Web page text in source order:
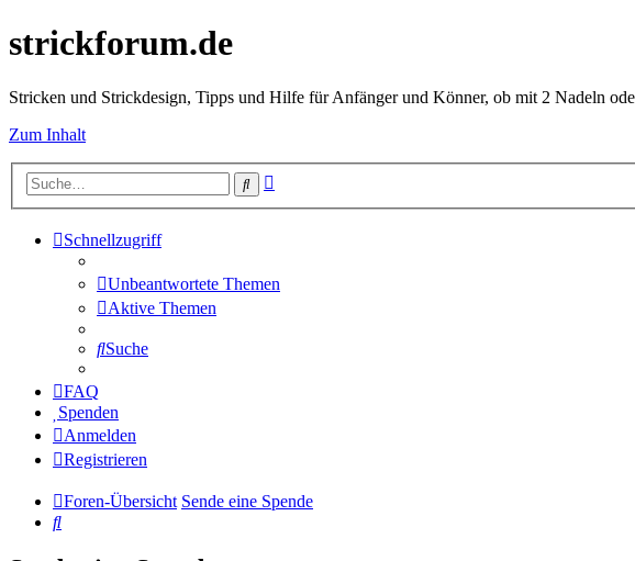
strickforum.de
Stricken und Strickdesign, Tipps und Hilfe für Anfänger und Könner, ob mit 2 Nadeln
Zum Inhalt
Suche
Schnellzugriff
Unbeantwortete Themen
Aktive Themen
Suche
FAQ
Spenden
Anmelden
Registrieren
Foren-Übersicht Sende eine Spende
Suche